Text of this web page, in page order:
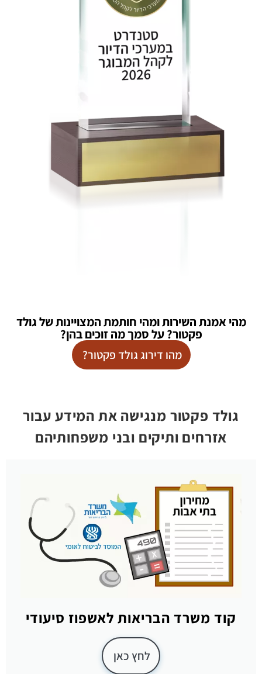
מהי אמנת השירות ומהי חותמת המצויינות של גולד
פקטור? על סמך מה זוכים בהן?
מהו דירוג גולד פקטור?
גולד פקטור מנגישה את המידע עבור
אזרחים ותיקים ובני משפחותיהם
קוד משרד הבריאות לאשפוז סיעודי
לחץ כאן